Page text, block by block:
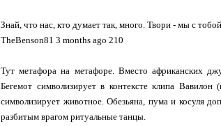
Знай, что нас, кто думает так, много. Твори - мы с
TheBenson81 3 months ago 210
Тут метафора на метафоре. Вместо африканских
Бегемот символизирует в контексте клипа
символизирует животное. Обезьяна, пума и косуля
разбитым врагом ритуальные танцы.